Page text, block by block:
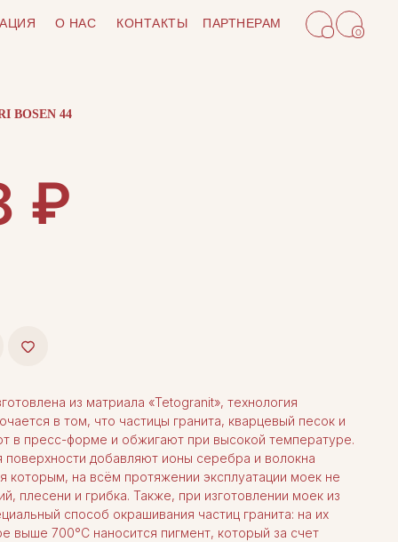
О НАС КОНТАКТЫ ПАРТНЕРАМ
0
44
₽
из матриала «Tetogranit», технология
в том, что частицы гранита, кварцевый песок и
в пресс-форме и обжигают при высокой температуре.
добавляют ионы серебра и волокна
которым, на всём протяжении эксплуатации моек не
плесени и грибка. Также, при изготовлении моек из
способ окрашивания частиц гранита: на их
выше 700°С наносится пигмент, который за счет